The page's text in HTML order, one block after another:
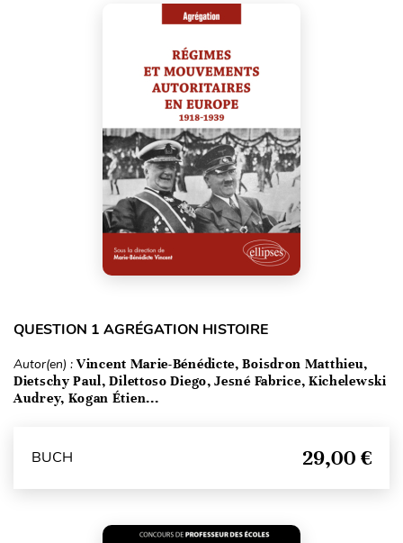
QUESTION 1 AGRÉGATION HISTOIRE
Autor(en) : Vincent Marie-Bénédicte, Boisdron Matthieu,
Dietschy Paul, Dilettoso Diego, Jesné Fabrice, Kichelewski
Audrey, Kogan Étien...
BUCH 29,00 €